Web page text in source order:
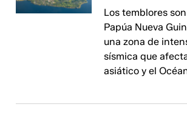
Los temblores
Papúa Nueva
una zona de
sísmica que
asiático y el